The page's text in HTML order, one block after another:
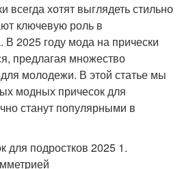
хотят выглядеть стильно
ключевую роль в
2025 году мода на прически
предлагая множество
молодежи. В этой статье мы
модных причесок для
станут популярными в
для подростков 2025 1.